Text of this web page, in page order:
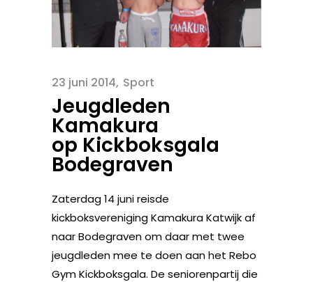
23 juni 2014 Sport
Jeugdleden
Kamakura
op Kickboksgala
Bodegraven
Zaterdag 14 juni reisde
kickboksvereniging Kamakura Katwijk af
naar Bodegraven om daar met twee
jeugdleden mee te doen aan het Rebo
Gym Kickboksgala. De seniorenpartij die